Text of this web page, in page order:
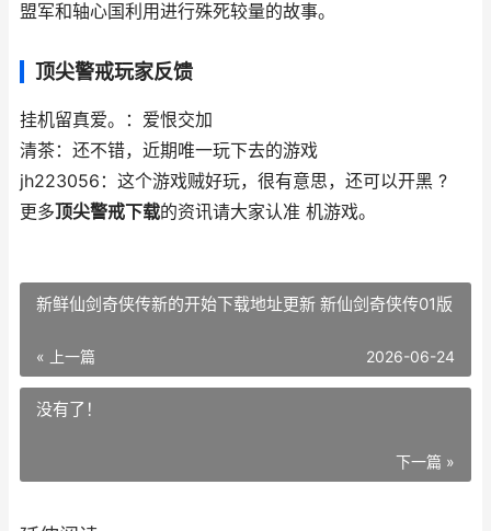
盟军和轴心国利用进行殊死较量的故事。
顶尖警戒玩家反馈
挂机留真爱。：爱恨交加
清茶：还不错，近期唯一玩下去的游戏
jh223056：这个游戏贼好玩，很有意思，还可以开黑 ?
更多顶尖警戒下载的资讯请大家认准 机游戏。
新鲜仙剑奇侠传新的开始下载地址更新 新仙剑奇侠传01版
« 上一篇 2026-06-24
没有了！
下一篇 »